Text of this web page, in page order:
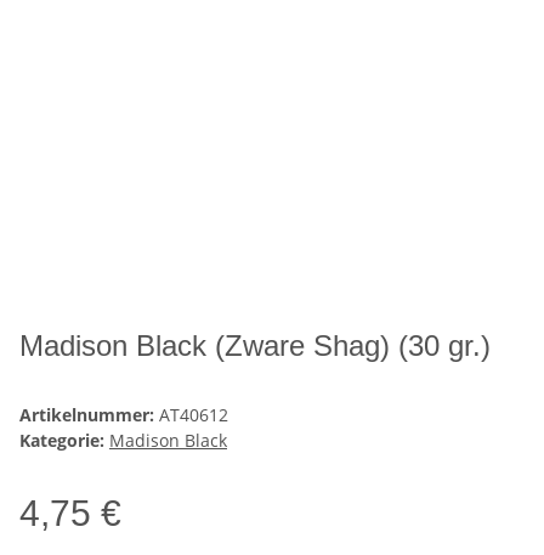
Madison Black (Zware Shag) (30 gr.)
Artikelnummer: AT40612
Kategorie: Madison Black
4,75 €